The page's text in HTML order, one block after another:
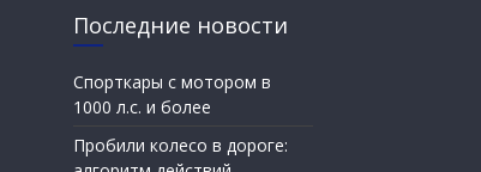
Последние новости
Спорткары с мотором в
1000 л.с. и более
Пробили колесо в дороге: